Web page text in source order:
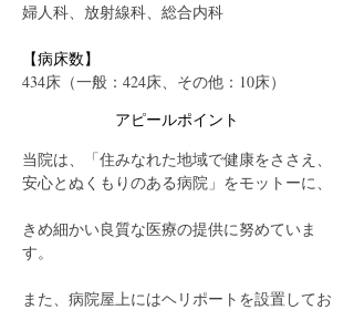
婦人科、放射線科、総合内科
【病床数】
434床（一般：424床、その他：10床）
アピールポイント
当院は、「住みなれた地域で健康をささえ、
安心とぬくもりのある病院」をモットーに、
きめ細かい良質な医療の提供に努めていま
す。
また、病院屋上にはヘリポートを設置してお